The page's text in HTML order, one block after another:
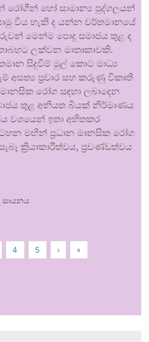
රෝගීන් හෝ සාමාන්‍ය පුද්ගලයන්
විය හැකි ද යන්න වර්තමානයේ
මෙන්ම පොදු සමාජය තුළ ද
ලක්වන මාතෘකාවකි.
සිදුවීම් මුල් කොට මාධ්‍ය
අසත්‍ය ප්‍රචාර සහ කරුණු විකෘති
රෝග සඳහා ලබාදෙන
තුළ අනියත බියක් නිර්මාණය
වශයෙන් ඉතා අහිතකර
මඟින් ප්‍රධාන මානසික රෝග
ක්‍රියාකාරීත්වය, ප්‍රචණ්ඩත්වය
සායනය
4 5 › »